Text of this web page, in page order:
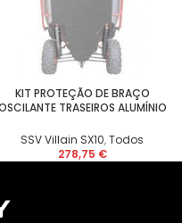
KIT PROTEÇÃO DE BRAÇO
TRASEIROS ALUMÍNIO
SSV Villain SX10,Todos
278,75 €